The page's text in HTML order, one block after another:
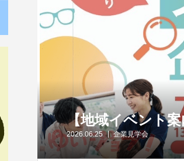
【地域イベント
2026.06.25 企業見学会